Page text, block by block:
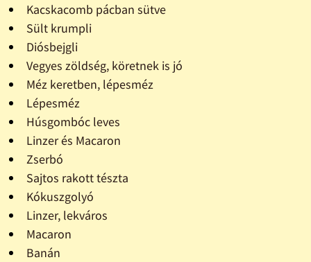
Kacskacomb pácban sütve
Sült krumpli
Diósbejgli
Vegyes zöldség, köretnek is jó
Méz keretben, lépesméz
Lépesméz
Húsgombóc leves
Linzer és Macaron
Zserbó
Sajtos rakott tészta
Kókuszgolyó
Linzer, lekváros
Macaron
Banán